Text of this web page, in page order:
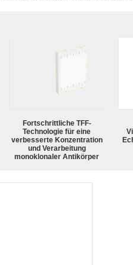
Fortschrittliche TFF-
Technologie für eine
verbesserte Konzentration
und Verarbeitung
monoklonaler Antikörper